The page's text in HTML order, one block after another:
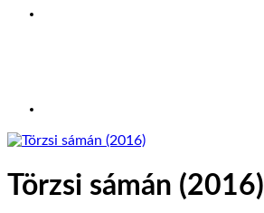
Törzsi sámán (2016)